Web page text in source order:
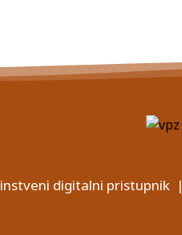
digitalni pristupnik|